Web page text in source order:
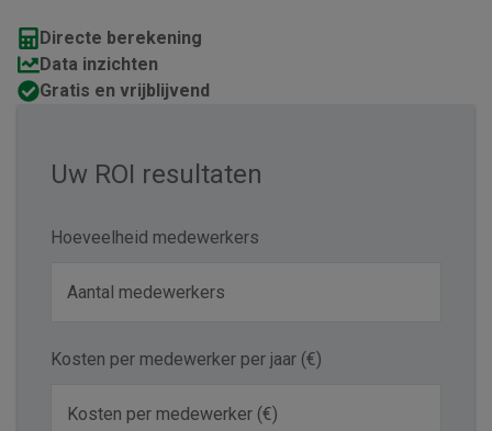
Directe berekening
Data inzichten
Gratis en vrijblijvend
Uw ROI resultaten
Hoeveelheid medewerkers
Kosten per medewerker per jaar (€)